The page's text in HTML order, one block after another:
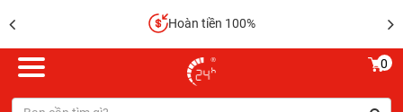
Hoàn tiền 100%
0